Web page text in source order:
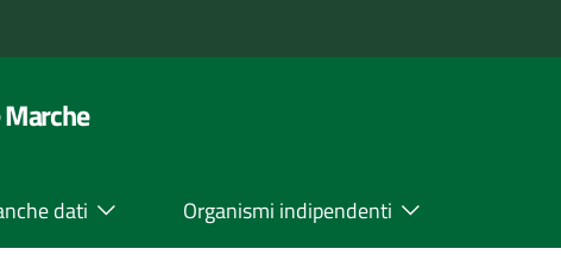
dati Organismi indipendenti